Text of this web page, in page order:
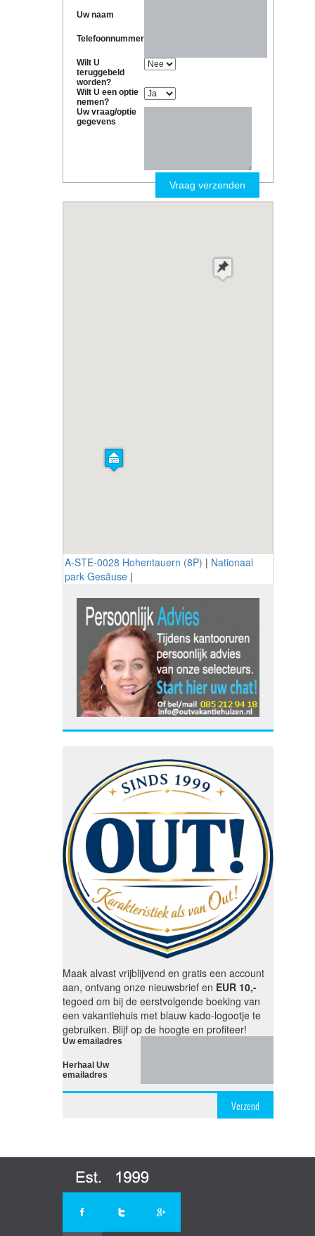
Uw naam
Telefoonnummer
Wilt U
teruggebeld
worden?
Wilt U een optie
nemen?
Uw vraag/optie
gegevens
A-STE-0028 Hohentauern (8P) | Nationaal
park Gesäuse |
Maak alvast vrijblijvend en gratis een account
aan, ontvang onze nieuwsbrief en EUR 10,-
tegoed om bij de eerstvolgende boeking van
een vakantiehuis met blauw kado-logootje te
gebruiken. Blijf op de hoogte en profiteer!
Uw emailadres
Herhaal Uw
emailadres
Verzend